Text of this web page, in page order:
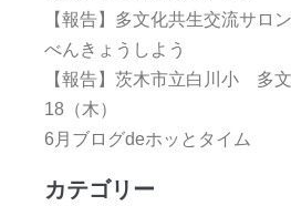
【報告】多文化共生交流サ
べんきょうしよう
【報告】茨木市立白川小 多
18（木）
6月ブログdeホッとタイム
カテゴリー